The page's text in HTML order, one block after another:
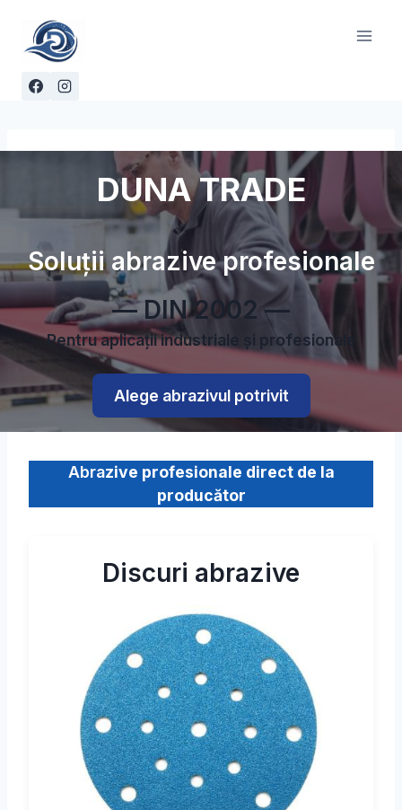
content
DUNA TRADE
Soluții abrazive profesionale
— DIN 2002 —
Pentru aplicații industriale și profesionale
Alege abrazivul potrivit
Abrazive profesionale direct de la
producător
Discuri abrazive